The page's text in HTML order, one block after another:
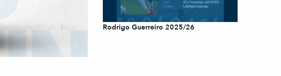
Rodrigo Guerreiro 2025/26